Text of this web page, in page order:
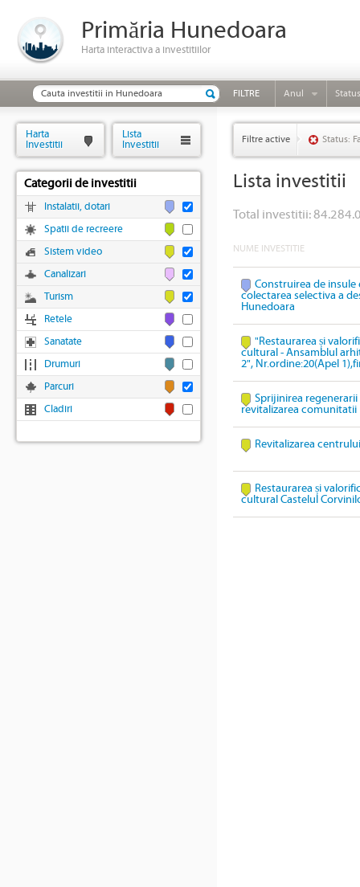
Primăria Hunedoara
Harta interactiva a investitiilor
FILTRE Anul Status
Filtre active Status:
Lista investitii
Total investitii:
NUME INVESTITIE
Construirea de
colectarea selectiva a
Hunedoara
"Restaurarea și
cultural - Ansamblul
2", Nr.ordine:20(Apel
Sprijinirea
revitalizarea comunitatii
Revitalizarea
Restaurarea și
cultural Castelul
Harta
Investitii
Lista
Investitii
Categorii de investitii
Instalatii, dotari
Spatii de recreere
Sistem video
Canalizari
Turism
Retele
Sanatate
Drumuri
Parcuri
Cladiri